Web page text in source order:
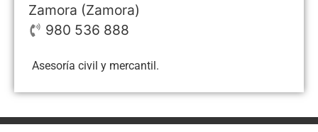
Zamora (Zamora)
980 536 888
Asesoría civil y mercantil.